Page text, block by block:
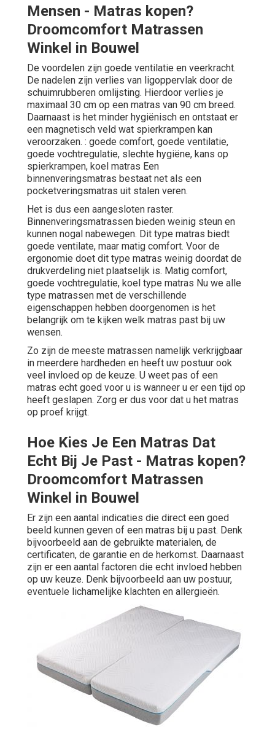
Mensen - Matras kopen?
Droomcomfort Matrassen
Winkel in Bouwel
De voordelen zijn goede ventilatie en veerkracht.
De nadelen zijn verlies van ligoppervlak door de
schuimrubberen omlijsting. Hierdoor verlies je
maximaal 30 cm op een matras van 90 cm breed.
Daarnaast is het minder hygiënisch en ontstaat er
een magnetisch veld wat spierkrampen kan
veroorzaken. : goede comfort, goede ventilatie,
goede vochtregulatie, slechte hygiëne, kans op
spierkrampen, koel matras Een
binnenveringsmatras bestaat net als een
pocketveringsmatras uit stalen veren.
Het is dus een aangesloten raster.
Binnenveringsmatrassen bieden weinig steun en
kunnen nogal nabewegen. Dit type matras biedt
goede ventilate, maar matig comfort. Voor de
ergonomie doet dit type matras weinig doordat de
drukverdeling niet plaatselijk is. Matig comfort,
goede vochtregulatie, koel type matras Nu we alle
type matrassen met de verschillende
eigenschappen hebben doorgenomen is het
belangrijk om te kijken welk matras past bij uw
wensen.
Zo zijn de meeste matrassen namelijk verkrijgbaar
in meerdere hardheden en heeft uw postuur ook
veel invloed op de keuze. U weet pas of een
matras echt goed voor u is wanneer u er een tijd op
heeft geslapen. Zorg er dus voor dat u het matras
op proef krijgt.
Hoe Kies Je Een Matras Dat
Echt Bij Je Past - Matras kopen?
Droomcomfort Matrassen
Winkel in Bouwel
Er zijn een aantal indicaties die direct een goed
beeld kunnen geven of een matras bij u past. Denk
bijvoorbeeld aan de gebruikte materialen, de
certificaten, de garantie en de herkomst. Daarnaast
zijn er een aantal factoren die echt invloed hebben
op uw keuze. Denk bijvoorbeeld aan uw postuur,
eventuele lichamelijke klachten en allergieën.